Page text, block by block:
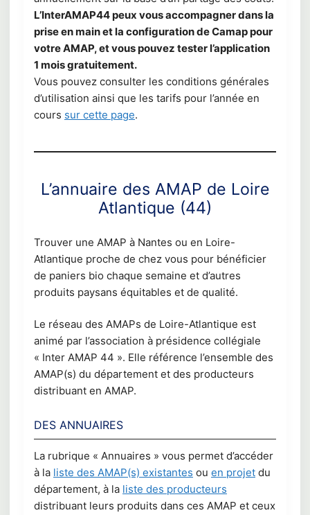
L’InterAMAP44 peux vous accompagner dans la
prise en main et la configuration de Camap pour
votre AMAP, et vous pouvez tester l’application
1 mois gratuitement.
Vous pouvez consulter les conditions générales
d’utilisation ainsi que les tarifs pour l’année en
cours sur cette page.
L’annuaire des AMAP de Loire
Atlantique (44)
Trouver une AMAP à Nantes ou en Loire-
Atlantique proche de chez vous pour bénéficier
de paniers bio chaque semaine et d’autres
produits paysans équitables et de qualité.
Le réseau des AMAPs de Loire-Atlantique est
animé par l’association à présidence collégiale
« Inter AMAP 44 ». Elle référence l’ensemble des
AMAP(s) du département et des producteurs
distribuant en AMAP.
DES ANNUAIRES
La rubrique « Annuaires » vous permet d’accéder
à la liste des AMAP(s) existantes ou en projet du
département, à la liste des producteurs
distribuant leurs produits dans ces AMAP et ceux